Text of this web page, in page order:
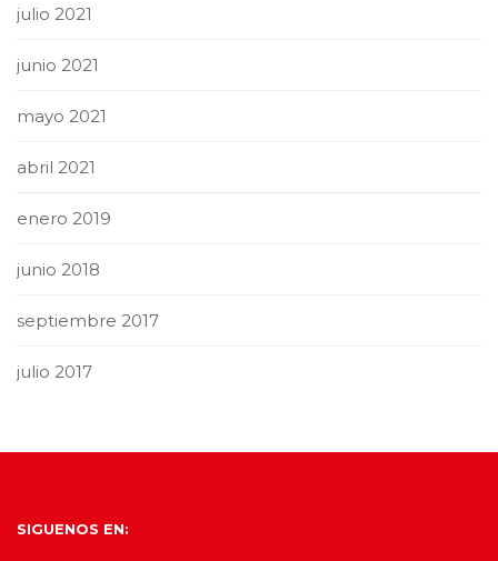
julio 2021
junio 2021
mayo 2021
abril 2021
enero 2019
junio 2018
septiembre 2017
julio 2017
SIGUENOS EN: